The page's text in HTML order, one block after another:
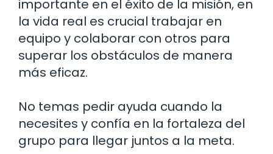
importante en el éxito de la misión, en
la vida real es crucial trabajar en
equipo y colaborar con otros para
superar los obstáculos de manera
más eficaz.
No temas pedir ayuda cuando la
necesites y confía en la fortaleza del
grupo para llegar juntos a la meta.